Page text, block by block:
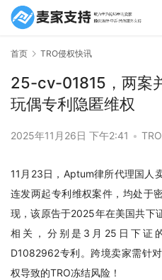
首页 TRO侵权快讯
25-cv-01815，两案
玩偶专利隐匿维权
2025年11月26日 下午2:41 •
11月23日，Aptum律所代理国人
连发两起专利维权案件，均处于
现，该原告于2025年在美国共下
相关，分别是3月25日下证
D1082962专利。跨境卖家需针
权导致的TRO冻结风险！